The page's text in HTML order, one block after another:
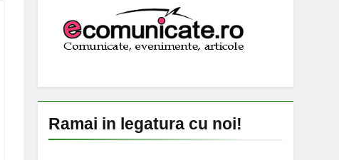
Ramai in legatura cu noi!